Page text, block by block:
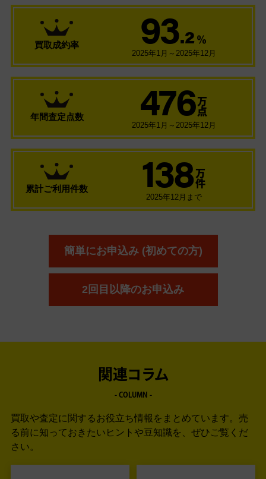
買取成約率 93.2 ％
2025年1月～2025年12月
年間査定点数 476 万
点
2025年1月～2025年12月
累計ご利用件数 138 万
件
2025年12月まで
簡単にお申込み (初めての方)
2回目以降のお申込み
関連コラム
- COLUMN -
買取や査定に関するお役立ち情報をまとめています。 売
る前に知っておきたいヒントや豆知識を、ぜひご覧くだ
さい。